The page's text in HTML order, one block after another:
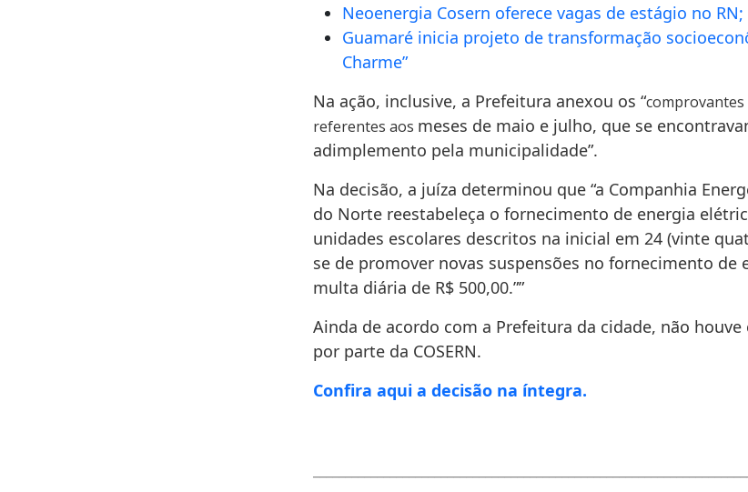
Neoenergia Cosern oferece vagas de estágio no
Guamaré inicia projeto de transformação
Charme”
Na ação, inclusive, a Prefeitura anexou os “
referentes aos meses de maio e julho, que se
adimplemento pela municipalidade”.
Na decisão, a juíza determinou que “a Companhia
do Norte reestabeleça o fornecimento de energia
unidades escolares descritos na inicial em 24 (vinte
se de promover novas suspensões no fornecimento de
multa diária de R$ 500,00.””
Ainda de acordo com a Prefeitura da cidade, não
por parte da COSERN.
Confira aqui a decisão na íntegra.